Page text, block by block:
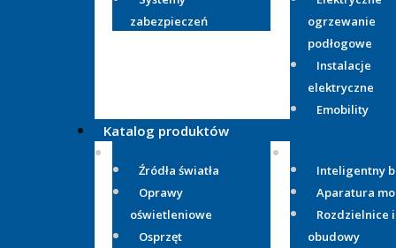
zabezpieczeń
ogrzewanie
podłogowe
Instalacje
elektryczne
Emobility
Katalog produktów
Źródła światła
Oprawy
oświetleniowe
Osprzęt
Inteligentny
Aparatura
Rozdzielnice i
obudowy